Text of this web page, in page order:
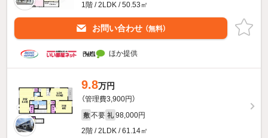
1階 / 2LDK / 50.53㎡
お問い合わせ （無料）
ほか提供
9.8万円
（管理費3,900円）
敷 不要 礼 98,000円
2階 / 2LDK / 61.14㎡